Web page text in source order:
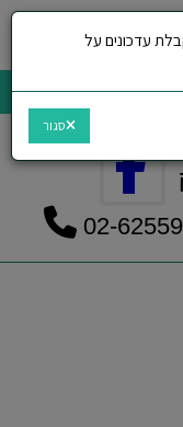
עדכונים על
סגור